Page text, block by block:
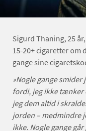
Sigurd Thaning, 25
15-20+ cigaretter om
gange sine
»Nogle gange smider
fordi, jeg ikke tænker
jeg dem altid i
jorden – medmindre
ikke. Nogle gange